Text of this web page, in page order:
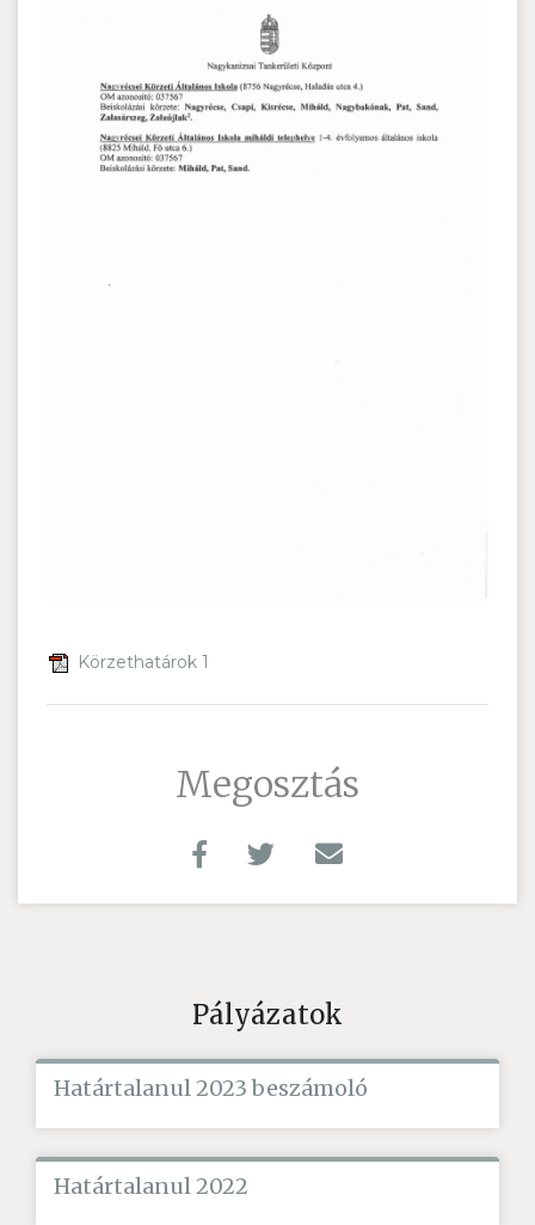
Körzethatárok 1
Megosztás
Pályázatok
Határtalanul 2023 beszámoló
Határtalanul 2022